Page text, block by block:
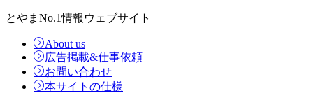
とやまNo.1情報ウェブサイト
About us
広告掲載&仕事依頼
お問い合わせ
本サイトの仕様